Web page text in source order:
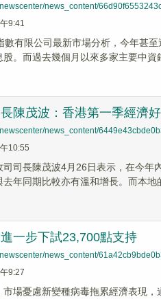
news_content/
9:41
數有限公司最新市場分析，今年甚
。而過去幾個月以來多家主要中資
陳茂波：香港第一季經濟
news_content/
10:55
司長陳茂波4月26日表示，在今年
年同期比較亦有溫和增長。而本地
一步下試23,700點支持
news_content/
9:27
市場憂慮新變種病毒拖累經濟表現